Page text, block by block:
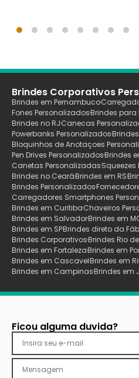
Brindes Corporativos
Brindes em Pernambuco
Fones PersonalizadosBrindes para
Brindes no RJCanecas
Powerbanks Personalizados
Bloquinhos de Anotaçoes
Pen Drives PersonalizadosBrindes
Canetas Personalizadas
Brindes no CearáBrindes em RS
Brindes Personalizados
Carregadores Smartphones
Brindes em CuritibaChaveiros
Brindes em SalvadorBrindes em
Brindes em SPBrindes direto da
Brindes CorporativosBrindes Rio
Brindes em FortalezaBrindes em
Brindes em CascavelBrindes em
Brindes em CampinasBrindes em
Ficou alguma duvida?